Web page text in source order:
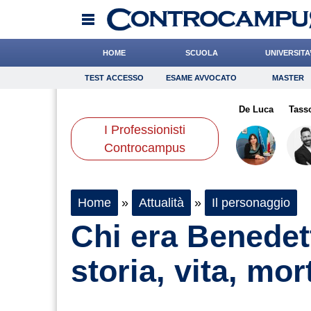
HOME SCUOLA UNIVERSITA’
TEST ACCESSO Esame Avvocato Master
Consigli
Scienze
TEST ACCESSO ESAME AVVOCATO MASTER
I Professionisti
Controcampus
De Luca
Home » Attualità » Il personaggio
Chi era
storia, vita,